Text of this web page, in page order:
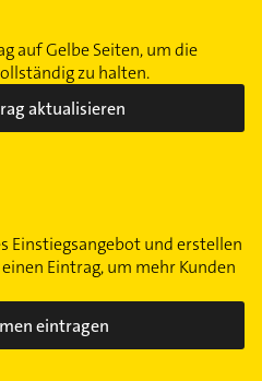
auf Gelbe Seiten, um die
zu halten.
aktualisieren
Einstiegsangebot und erstellen
Eintrag, um mehr Kunden
eintragen